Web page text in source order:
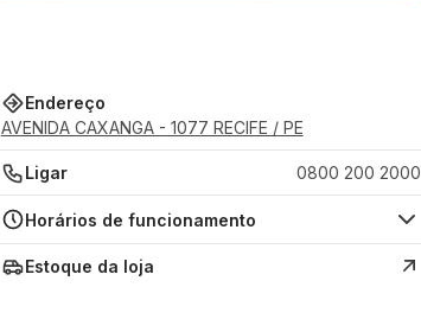
Endereço
AVENIDA CAXANGA - 1077 RECIFE / PE
Ligar 0800 200 2000
Horários de funcionamento
Estoque da loja